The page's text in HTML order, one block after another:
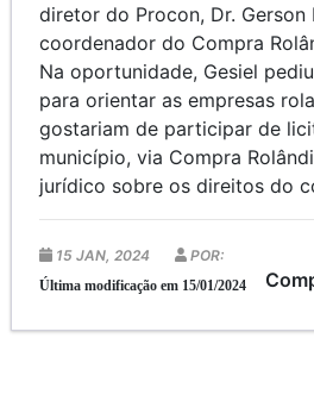
diretor do Procon, Dr. Gerson
coordenador do Compra
Na oportunidade, Gesiel
para orientar as empresas
gostariam de participar de
município, via Compra
jurídico sobre os direitos do
15 JAN, 2024 POR:
Última modificação em 15/01/2024